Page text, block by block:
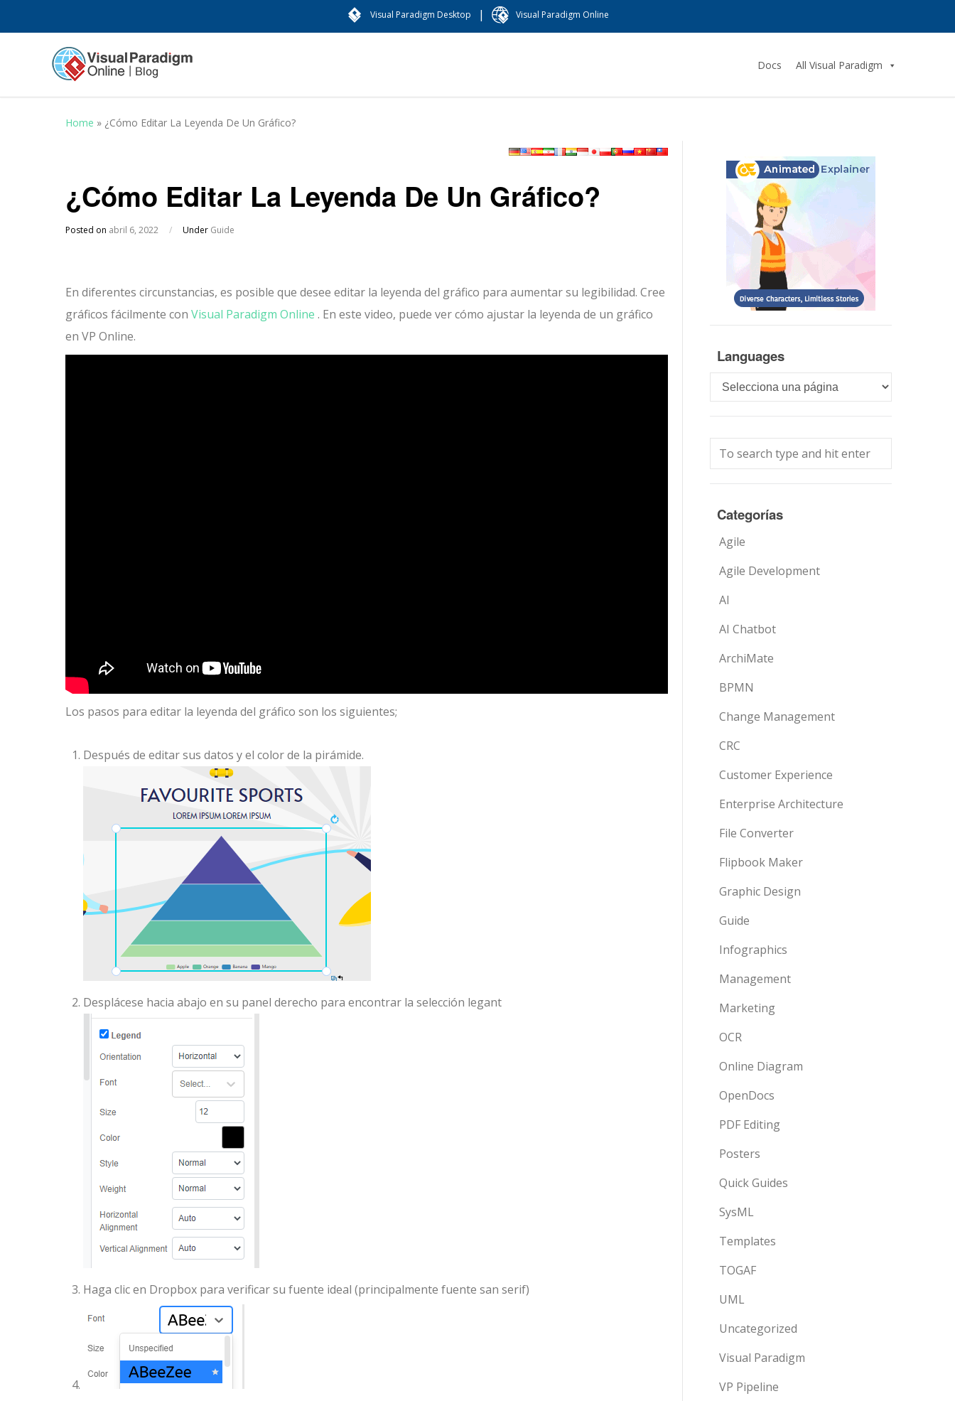
Visual Paradigm Desktop | Visual Paradigm Online
Docs All Visual Paradigm
Home » ¿Cómo Editar La Leyenda De Un Gráfico?
¿Cómo Editar La Leyenda De Un Gráfico?
Posted on abril 6, 2022 / Under Guide
En diferentes circunstancias, es posible que desee editar la leyenda del gráfico para aumentar su legibilidad. Cree
gráficos fácilmente con Visual Paradigm Online . En este video, puede ver cómo ajustar la leyenda de un gráfico
en VP Online.
Los pasos para editar la leyenda del gráfico son los siguientes;
Después de editar sus datos y el color de la pirámide.
Desplácese hacia abajo en su panel derecho para encontrar la selección legant
Haga clic en Dropbox para verificar su fuente ideal (principalmente fuente san serif)
Languages
Languages
Categorías
Agile
Agile Development
AI
AI Chatbot
ArchiMate
BPMN
Change Management
CRC
Customer Experience
Enterprise Architecture
File Converter
Flipbook Maker
Graphic Design
Guide
Infographics
Management
Marketing
OCR
Online Diagram
OpenDocs
PDF Editing
Posters
Quick Guides
SysML
Templates
TOGAF
UML
Uncategorized
Visual Paradigm
VP Pipeline